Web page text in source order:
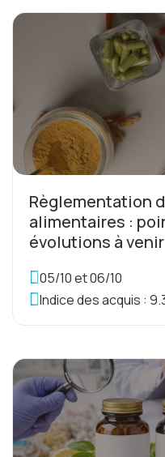
Règlementation
alimentaires :
évolutions à venir
05/10 et 06/10
Indice des acquis :